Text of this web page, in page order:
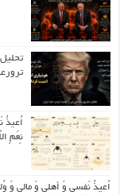
اُعیذُ
نِعَمِ
اُعیذُ نَفسی وَ أهلی وَ مالی وَ